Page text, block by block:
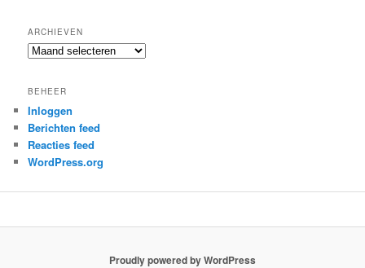
ARCHIEVEN
Archieven
BEHEER
Inloggen
Berichten feed
Reacties feed
WordPress.org
Proudly powered by WordPress